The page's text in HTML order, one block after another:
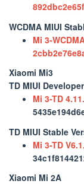
WCDMA MIUI
Mi 3-
Xiaomi Mi3
TD MIUI
Mi 3-TD
TD MIUI Stable
Mi 3-TD
Xiaomi Mi 2A